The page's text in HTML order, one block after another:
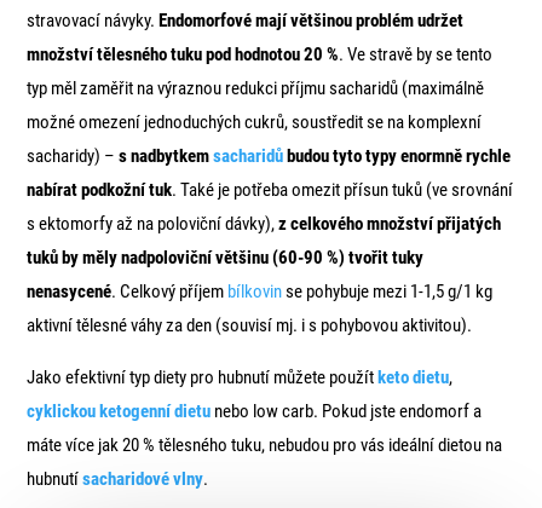
stravovací návyky. Endomorfové mají většinou problém udržet
množství tělesného tuku pod hodnotou 20 %. Ve stravě by se tento
typ měl zaměřit na výraznou redukci příjmu sacharidů (maximálně
možné omezení jednoduchých cukrů, soustředit se na komplexní
sacharidy) –s nadbytkemsacharidů budou tyto typy enormně rychle
nabírat podkožní tuk. Také je potřeba omezit přísun tuků (ve srovnání
s ektomorfy až na poloviční dávky),z celkového množství přijatých
tuků by měly nadpoloviční většinu (60-90 %) tvořit tuky
nenasycené. Celkový příjem bílkovinse pohybuje mezi 1-1,5 g/1 kg
aktivní tělesné váhy za den (souvisí mj. i s pohybovou aktivitou).
Jako efektivní typ diety pro hubnutí můžete použít keto dietu,
cyklickou ketogenní dietu nebo low carb. Pokud jste endomorf a
máte více jak 20 % tělesného tuku, nebudou pro vás ideální dietou na
hubnutísacharidové vlny.